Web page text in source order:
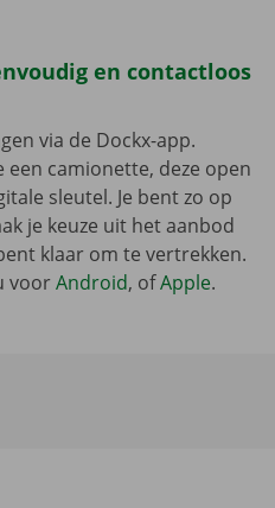
en contactloos
via de Dockx-app.
camionette, deze open
sleutel. Je bent zo op
je keuze uit het aanbod
klaar om te vertrekken.
voorAndroid, ofApple.